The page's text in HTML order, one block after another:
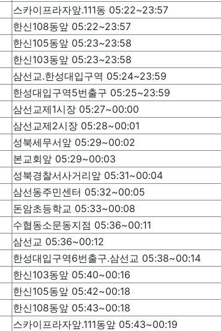
스카이프라자앞.111동 05:22~23:57
한신108동앞 05:22~23:57
한신105동앞 05:23~23:58
한신103동앞 05:23~23:58
삼선교.한성대입구역 05:24~23:59
한성대입구역5번출구 05:25~23:59
삼선교제1시장 05:27~00:00
삼선교제2시장 05:28~00:01
성북세무서앞 05:29~00:02
본교회앞 05:29~00:03
성북경찰서사거리앞 05:31~00:04
삼선동주민센터 05:32~00:05
돈암초등학교 05:33~00:08
수협동소문동지점 05:36~00:11
삼선교 05:36~00:12
한성대입구역6번출구.삼선교 05:38~00:14
한신103동앞 05:40~00:16
한신105동앞 05:42~00:18
한신108동앞 05:43~00:18
스카이프라자앞.111동앞 05:43~00:19